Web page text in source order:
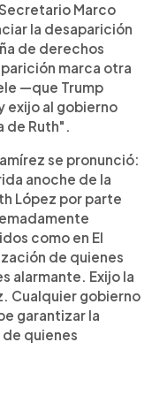
Marco
la desaparición
de derechos
marca otra
—que Trump
exijo al gobierno
de Ruth".
se pronunció:
anoche de la
López por parte
como en El
de quienes
alarmante. Exijo la
Cualquier gobierno
garantizar la
quienes